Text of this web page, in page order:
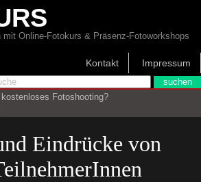
mit Online-Fotokurs & Präsenz-Fotoworkshops
Kontakt Impressum
Fotoshooting?
Eindrücke von